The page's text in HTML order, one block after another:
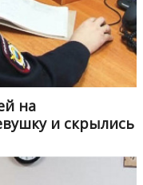
на
и скрылись